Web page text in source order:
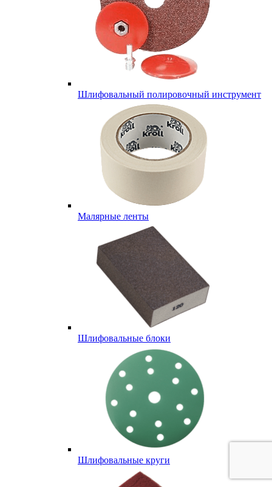
Шлифовальный полировочный инструмент
Малярные ленты
Шлифовальные блоки
Шлифовальные круги